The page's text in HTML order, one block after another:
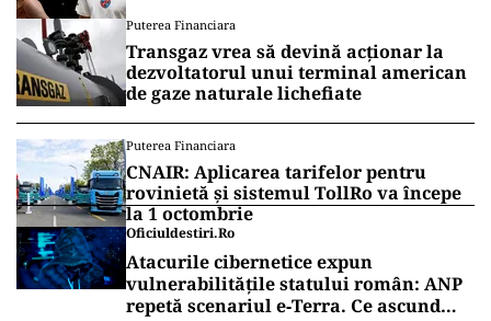
Puterea Financiara
Transgaz vrea să devină acționar la
dezvoltatorul unui terminal american
de gaze naturale lichefiate
Puterea Financiara
CNAIR: Aplicarea tarifelor pentru
rovinietă și sistemul TollRo va începe
la 1 octombrie
Oficiuldestiri.ro
Atacurile cibernetice expun
vulnerabilitățile statului român: ANP
repetă scenariul e‑Terra. Ce ascund